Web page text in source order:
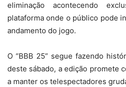
eliminação acontecendo
plataforma onde o público pode
andamento do jogo.
O “BBB 25” segue fazendo
deste sábado, a edição promete
a manter os telespectadores